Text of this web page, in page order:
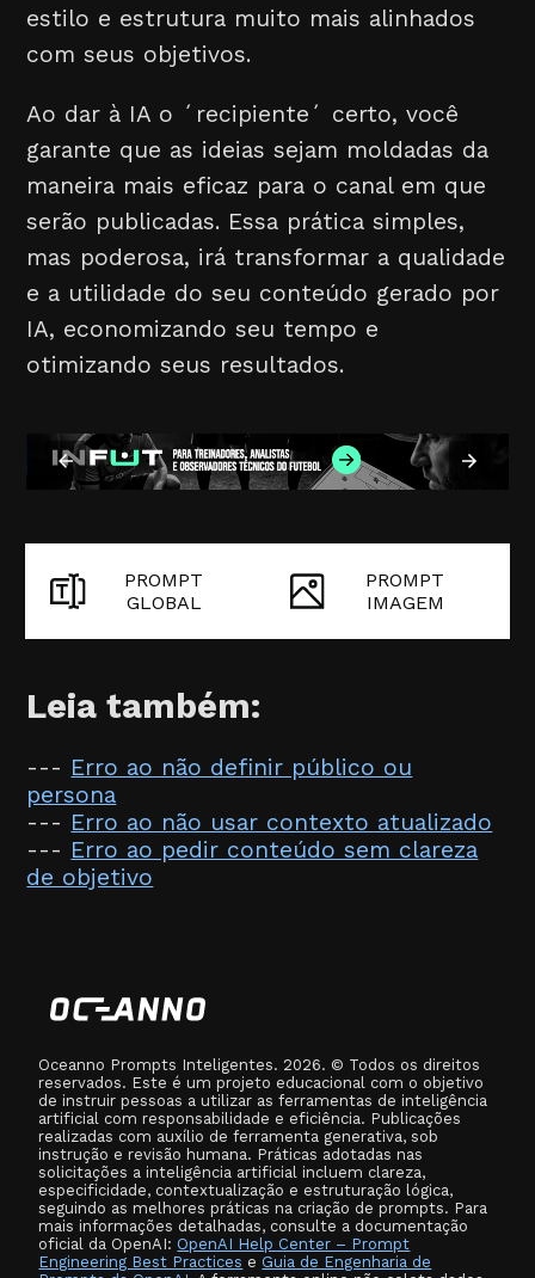
estilo e estrutura muito mais alinhados
com seus objetivos.
Ao dar à IA o ´recipiente´ certo, você
garante que as ideias sejam moldadas da
maneira mais eficaz para o canal em que
serão publicadas. Essa prática simples,
mas poderosa, irá transformar a qualidade
e a utilidade do seu conteúdo gerado por
IA, economizando seu tempo e
otimizando seus resultados.
PROMPT
GLOBAL
PROMPT
IMAGEM
Leia também:
--- Erro ao não definir público ou
persona
--- Erro ao não usar contexto atualizado
--- Erro ao pedir conteúdo sem clareza
de objetivo
Oceanno Prompts Inteligentes. 2026. © Todos os direitos
reservados. Este é um projeto educacional com o objetivo
de instruir pessoas a utilizar as ferramentas de inteligência
artificial com responsabilidade e eficiência. Publicações
realizadas com auxílio de ferramenta generativa, sob
instrução e revisão humana. Práticas adotadas nas
solicitações a inteligência artificial incluem clareza,
especificidade, contextualização e estruturação lógica,
seguindo as melhores práticas na criação de prompts. Para
mais informações detalhadas, consulte a documentação
oficial da OpenAI: OpenAI Help Center – Prompt
Engineering Best Practices e Guia de Engenharia de